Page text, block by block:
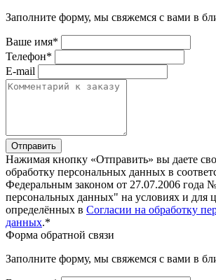
Заполните форму, мы свяжемся с вами в
Ваше имя*
Телефон*
E-mail
Отправить
Нажимая кнопку «Отправить» вы даете
обработку персональных данных в
Федеральным законом от 27.07.2006
персональных данных" на условиях и для
определённых в Согласии на обработку
данных.*
Форма обратной связи
Заполните форму, мы свяжемся с вами в